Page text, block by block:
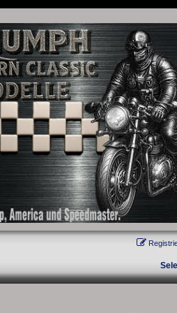
Scrambler, Bobber, Speed Twin, Street